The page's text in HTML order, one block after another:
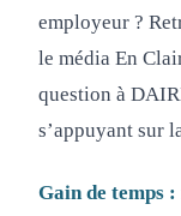
employeur ?
le média En
question à
s’appuyant sur
Gain de temps :